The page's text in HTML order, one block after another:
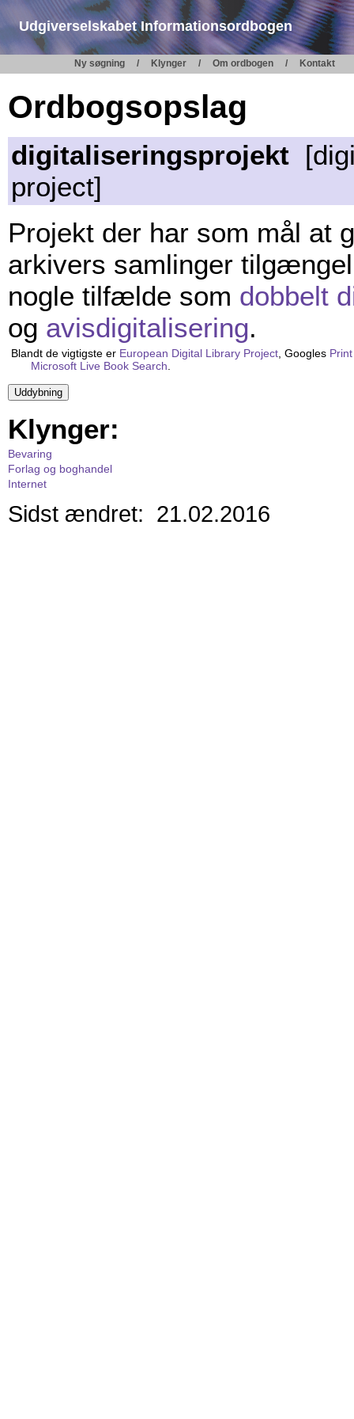
Udgiverselskabet Informationsordbogen
Ny søgning Klynger Om ordbogen Kontakt
Ordbogsopslag
digitaliseringsprojekt
project]
Projekt der har som mål at
arkivers samlinger
nogle tilfælde som dobbelt
og avisdigitalisering.
Blandt de vigtigste er European Digital Library Project , Googles
Microsoft Live Book Search
Klynger:
Bevaring
Forlag og boghandel
Internet
Sidst ændret: 21.02.2016